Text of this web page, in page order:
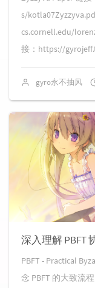
s/
cs.cornell.edu/
接：https://
gyro永不抽风
深入理解 PBFT
PBFT - Practical
念 PBFT 的大致流